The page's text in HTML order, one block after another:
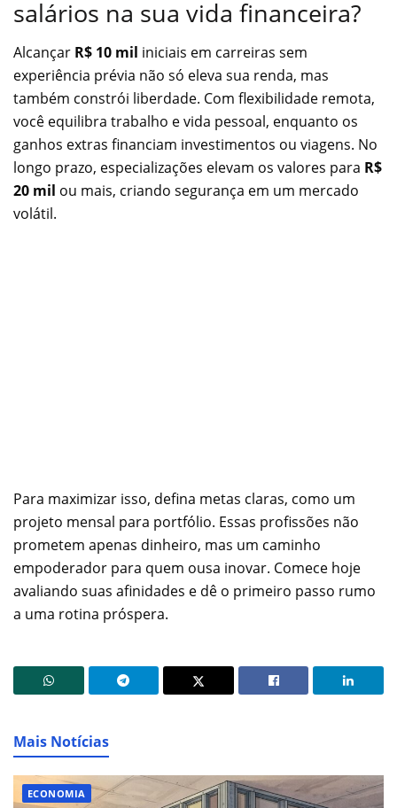
salários na sua vida financeira?
Alcançar R$ 10 mil iniciais em carreiras sem
experiência prévia não só eleva sua renda, mas
também constrói liberdade. Com flexibilidade remota,
você equilibra trabalho e vida pessoal, enquanto os
ganhos extras financiam investimentos ou viagens. No
longo prazo, especializações elevam os valores para R$
20 mil ou mais, criando segurança em um mercado
volátil.
Para maximizar isso, defina metas claras, como um
projeto mensal para portfólio. Essas profissões não
prometem apenas dinheiro, mas um caminho
empoderador para quem ousa inovar. Comece hoje
avaliando suas afinidades e dê o primeiro passo rumo
a uma rotina próspera.
Mais Notícias
ECONOMIA